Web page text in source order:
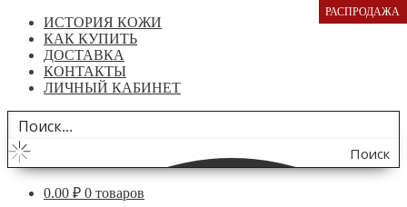
ИСТОРИЯ КОЖИ
КАК КУПИТЬ
ДОСТАВКА
КОНТАКТЫ
ЛИЧНЫЙ КАБИНЕТ
Поиск
по
0.00 ₽ 0 товаров
РАСПРОДАЖА